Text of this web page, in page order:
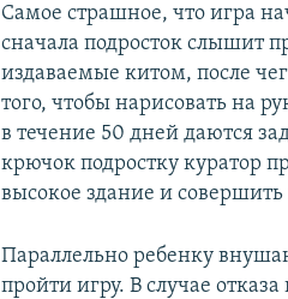
Самое страшное, что игра
сначала подросток слышит
издаваемые китом, после
того, чтобы нарисовать на
в течение 50 дней даются
крючок подростку куратор
высокое здание и совершить
Параллельно ребенку
пройти игру. В случае